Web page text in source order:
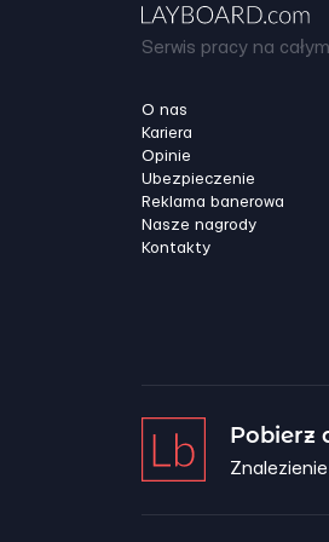
Serwis pracy na
O nas
Kariera
Opinie
Ubezpieczenie
Reklama banerowa
Nasze nagrody
Kontakty
Pobierz